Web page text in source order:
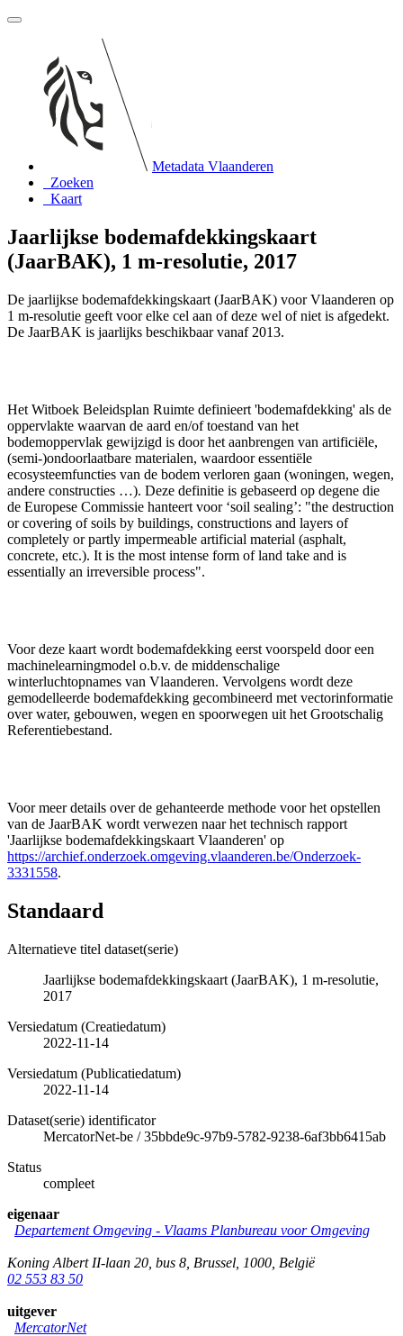
Metadata Vlaanderen
Zoeken
Kaart
Jaarlijkse bodemafdekkingskaart
(JaarBAK), 1 m-resolutie, 2017
De jaarlijkse bodemafdekkingskaart (JaarBAK) voor Vlaanderen op
1 m-resolutie geeft voor elke cel aan of deze wel of niet is afgedekt.
De JaarBAK is jaarlijks beschikbaar vanaf 2013.
Het Witboek Beleidsplan Ruimte definieert 'bodemafdekking' als de
oppervlakte waarvan de aard en/of toestand van het
bodemoppervlak gewijzigd is door het aanbrengen van artificiële,
(semi-)ondoorlaatbare materialen, waardoor essentiële
ecosysteemfuncties van de bodem verloren gaan (woningen, wegen,
andere constructies …). Deze definitie is gebaseerd op degene die
de Europese Commissie hanteert voor ‘soil sealing’: "the destruction
or covering of soils by buildings, constructions and layers of
completely or partly impermeable artificial material (asphalt,
concrete, etc.). It is the most intense form of land take and is
essentially an irreversible process".
Voor deze kaart wordt bodemafdekking eerst voorspeld door een
machinelearningmodel o.b.v. de middenschalige
winterluchtopnames van Vlaanderen. Vervolgens wordt deze
gemodelleerde bodemafdekking gecombineerd met vectorinformatie
over water, gebouwen, wegen en spoorwegen uit het Grootschalig
Referentiebestand.
Voor meer details over de gehanteerde methode voor het opstellen
van de JaarBAK wordt verwezen naar het technisch rapport
'Jaarlijkse bodemafdekkingskaart Vlaanderen' op
https://archief.onderzoek.omgeving.vlaanderen.be/Onderzoek-
3331558.
Standaard
Alternatieve titel dataset(serie)
Jaarlijkse bodemafdekkingskaart (JaarBAK), 1 m-resolutie,
2017
Versiedatum (Creatiedatum)
2022-11-14
Versiedatum (Publicatiedatum)
2022-11-14
Dataset(serie) identificator
MercatorNet-be /35bbde9c-97b9-5782-9238-6af3bb6415ab
Status
compleet
eigenaar
Departement Omgeving - Vlaams Planbureau voor Omgeving
Koning Albert II-laan 20, bus 8 Brussel 1000 België
02 553 83 50
uitgever
MercatorNet